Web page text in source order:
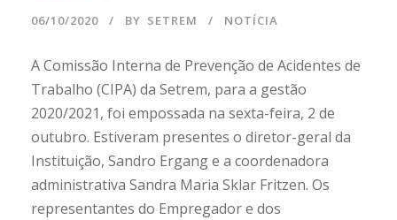
06/10/2020 BY SETREM NOTÍCIA
A Comissão Interna de Prevenção de Acidentes de
Trabalho (CIPA) da Setrem, para a gestão
2020/2021, foi empossada na sexta-feira, 2 de
outubro. Estiveram presentes o diretor-geral da
Instituição, Sandro Ergang e a coordenadora
administrativa Sandra Maria Sklar Fritzen. Os
representantes do Empregador e dos